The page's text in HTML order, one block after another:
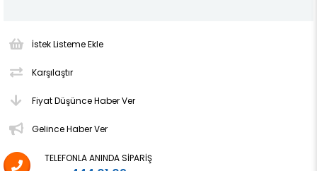
İstek Listeme Ekle
Karşılaştır
Fiyat Düşünce Haber Ver
Gelince Haber Ver
TELEFONLA ANINDA SIPARIŞ